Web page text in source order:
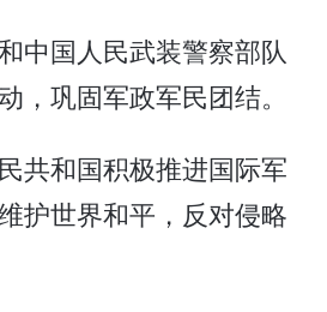
中国人民武装警察部队
，巩固军政军民团结。
共和国积极推进国际军
护世界和平，反对侵略